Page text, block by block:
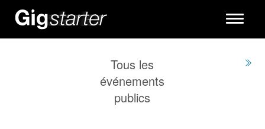
Toggle
Tous les
événements
publics